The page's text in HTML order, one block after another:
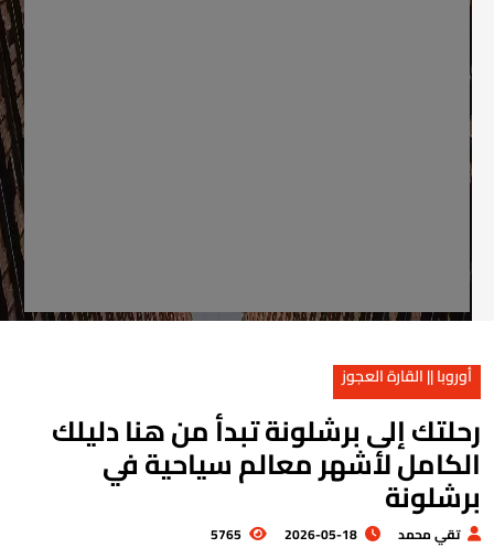
أوروبا || القارة العجوز
إلى برشلونة تبدأ من هنا دليلك
لأشهر معالم سياحية في
تقي محمد 2026-05-18
5765